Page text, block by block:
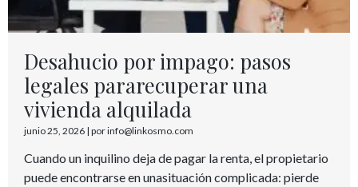
Desahucio por impago: pasos
legales pararecuperar una
vivienda alquilada
junio 25, 2026 | por info@linkosmo.com
Cuando un inquilino deja de pagar la renta, el propietario
puede encontrarse en unasituación complicada: pierde